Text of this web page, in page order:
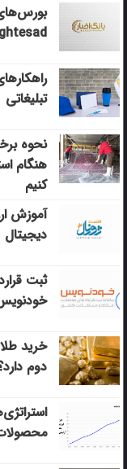
تبلیغاتی
نحوه
هنگام
کنیم
آموزش
دیجیتال
ثبت
خرید
دوم دارد؟